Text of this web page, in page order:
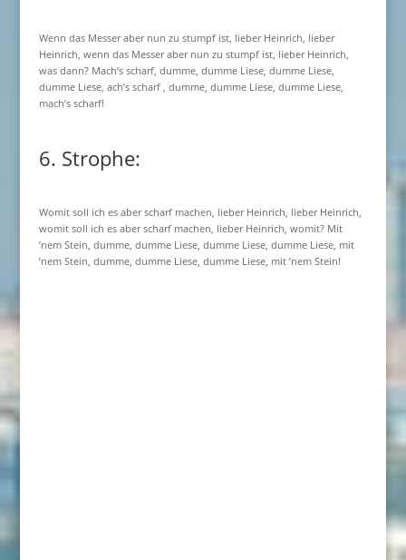
Wenn das Messer aber nun zu stumpf ist, lieber Heinrich, lieber
Heinrich, wenn das Messer aber nun zu stumpf ist, lieber Heinrich,
was dann? Mach’s scharf, dumme, dumme Liese, dumme Liese,
dumme Liese, ach’s scharf , dumme, dumme Liese, dumme Liese,
mach’s scharf!
6. Strophe:
Womit soll ich es aber scharf machen, lieber Heinrich, lieber Heinrich,
womit soll ich es aber scharf machen, lieber Heinrich, womit? Mit
’nem Stein, dumme, dumme Liese, dumme Liese, dumme Liese, mit
’nem Stein, dumme, dumme Liese, dumme Liese, mit ’nem Stein!